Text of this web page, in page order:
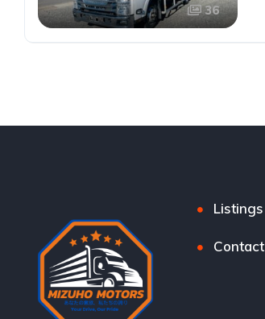
36
Listings
Contact